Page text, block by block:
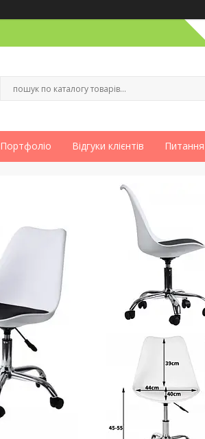
Портфоліо Відгуки клієнтів Питання